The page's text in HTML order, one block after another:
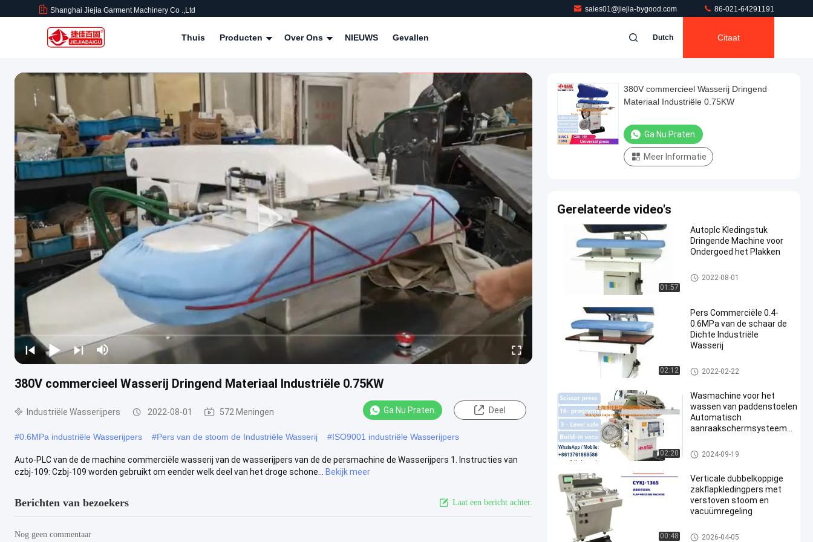
Shanghai Jiejia Garment Machinery Co .,ltd sales01@jiejia-bygood.com 86-021-64291191
Thuis Producten Over Ons NIEUWS Gevallen Dutch Citaat
380V commercieel Wasserij Dringend Materiaal Industriële 0.75KW
Industriële Wasserijpers 2022-08-01 572 Meningen Ga Nu Praten. Deel
#0.6MPa industriële Wasserijpers #Pers van de stoom de Industriële Wasserij #ISO9001 industriële Wasserijpers
Auto-PLC van de de machine commerciële wasserij van de wasserijpers van de de persmachine de Wasserijpers 1. Instructies van
czbj-109: Czbj-109 worden gebruikt om eender welk deel van het droge schone...
Bekijk meer
Berichten van bezoekers Laat een bericht achter.
Nog geen commentaar
380V commercieel Wasserij Dringend
Materiaal Industriële 0.75KW
Ga Nu Praten.
Meer Informatie
Gerelateerde video's
01:57
Autoplc Kledingstuk
Dringende Machine voor
Ondergoed het Plakken
Kledingstuk Dringende Machin
e
2022-08-01
02:12
Pers Commerciële 0.4-
0.6MPa van de schaar de
Dichte Industriële
Wasserij
Industriële Wasserijpers
2022-02-22
02:20
Wasmachine voor het
wassen van paddenstoelen
Automatisch
aanraakschermsysteem
Industriële Wasserijpers
2024-09-19
00:48
Verticale dubbelkoppige
zakflapkledingpers met
verstoven stoom en
vacuümregeling
De Machine van de doekpers
2026-04-05